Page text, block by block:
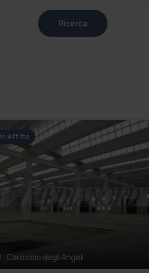
Ricerca
Carobbio degli Angeli
In Affitto